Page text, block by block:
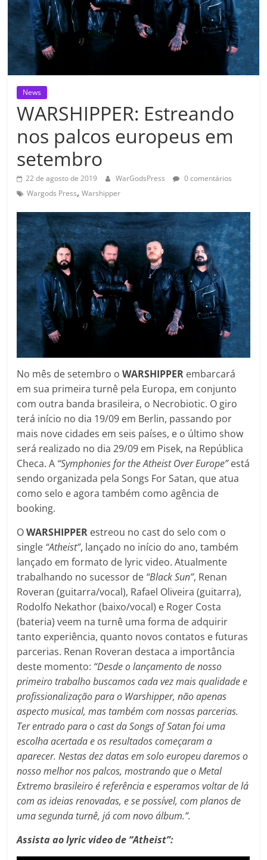
News
WARSHIPPER: Estreando
nos palcos europeus em
setembro
22 de agosto de 2019 WarGodsPress
0 comentários
Wargods Press,Warshipper
No mês de setembro oWARSHIPPER embarcará
em sua primeira turnê pela Europa, em conjunto
com outra banda brasileira, o Necrobiotic. O giro
terá início no dia 19/09 em Berlin, passando por
mais nove cidades em seis países, e o último show
será realizado no dia 29/09 em Pisek, na República
Checa. A “Symphonies for the Atheist Over Europe”está
sendo organizada pela Songs For Satan, que atua
como selo e agora também como agência de
booking.
OWARSHIPPER estreou no cast do selo com o
single “Atheist”, lançado no início do ano, também
lançado em formato de lyric video. Atualmente
trabalhando no sucessor de “Black Sun”, Renan
Roveran (guitarra/vocal), Rafael Oliveira (guitarra),
Rodolfo Nekathor (baixo/vocal) e Roger Costa
(bateria) veem na turnê uma forma de adquirir
tanto experiência, quanto novos contatos e futuras
parcerias. Renan Roveran destaca a importância
deste momento: “Desde o lançamento de nosso
primeiro trabalho buscamos cada vez mais qualidade e
profissionalização para o Warshipper, não apenas
aspecto musical, mas também com nossas parcerias.
Ter entrado para o cast da Songs of Satan foi uma
escolha acertada e os resultados começaram a
aparecer. Nestas dez datas em solo europeu daremos o
nosso melhor nos palcos, mostrando que o Metal
Extremo brasileiro é referência e esperamos voltar de lá
com as ideias renovadas, e se possível, com planos de
uma segunda turnê, já com novo álbum.”.
Assista ao lyric video de “Atheist”: